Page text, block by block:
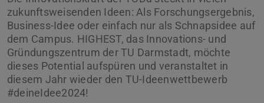
zukunftsweisenden Ideen: Als Forschungsergebnis,
Business-Idee oder einfach nur als Schnapsidee auf
dem Campus. HIGHEST, das Innovations- und
Gründungszentrum der TU Darmstadt, möchte
dieses Potential aufspüren und veranstaltet in
diesem Jahr wieder den TU-Ideenwettbewerb
#deineIdee2024!